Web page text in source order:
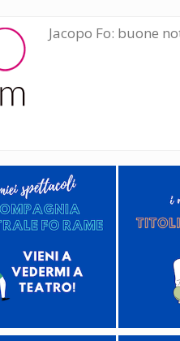
Jacopo Fo: buone